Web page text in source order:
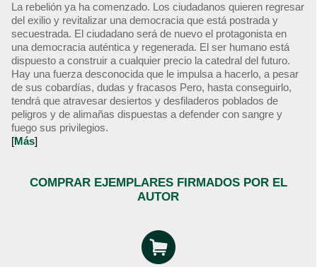
La rebelión ya ha comenzado. Los ciudadanos quieren regresar
del exilio y revitalizar una democracia que está postrada y
secuestrada. El ciudadano será de nuevo el protagonista en
una democracia auténtica y regenerada. El ser humano está
dispuesto a construir a cualquier precio la catedral del futuro.
Hay una fuerza desconocida que le impulsa a hacerlo, a pesar
de sus cobardías, dudas y fracasos Pero, hasta conseguirlo,
tendrá que atravesar desiertos y desfiladeros poblados de
peligros y de alimañas dispuestas a defender con sangre y
fuego sus privilegios.
[Más]
COMPRAR EJEMPLARES FIRMADOS POR EL
AUTOR